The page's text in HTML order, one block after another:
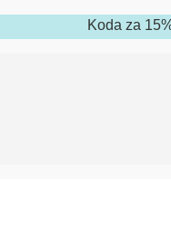
Koda za